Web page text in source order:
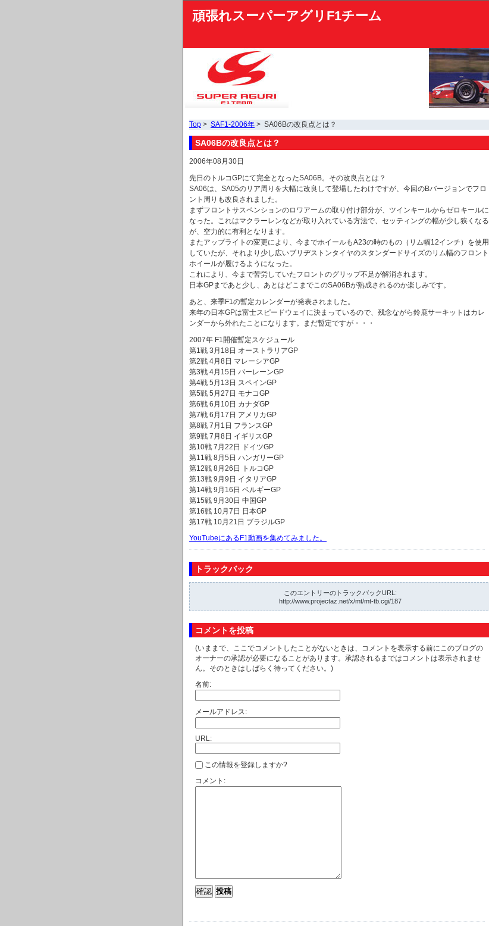
頑張れスーパーアグリF1チーム
Top > SAF1-2006年 > SA06Bの改良点とは？
SA06Bの改良点とは？
2006年08月30日
先日のトルコGPにて完全となったSA06B。その改良点とは？
SA06は、SA05のリア周りを大幅に改良して登場したわけですが、今回のBバージョンでフロ
ント周りも改良されました。
まずフロントサスペンションのロワアームの取り付け部分が、ツインキールからゼロキールに
なった。これはマクラーレンなどが取り入れている方法で、セッティングの幅が少し狭くなる
が、空力的に有利となります。
またアップライトの変更により、今までホイールもA23の時のもの（リム幅12インチ）を使用
していたが、それより少し広いブリヂストンタイヤのスタンダードサイズのリム幅のフロント
ホイールが履けるようになった。
これにより、今まで苦労していたフロントのグリップ不足が解消されます。
日本GPまであと少し、あとはどこまでこのSA06Bが熟成されるのか楽しみです。
あと、来季F1の暫定カレンダーが発表されました。
来年の日本GPは富士スピードウェイに決まっているので、残念ながら鈴鹿サーキットはカレ
ンダーから外れたことになります。まだ暫定ですが・・・
2007年 F1開催暫定スケジュール
第1戦 3月18日 オーストラリアGP
第2戦 4月8日 マレーシアGP
第3戦 4月15日 バーレーンGP
第4戦 5月13日 スペインGP
第5戦 5月27日 モナコGP
第6戦 6月10日 カナダGP
第7戦 6月17日 アメリカGP
第8戦 7月1日 フランスGP
第9戦 7月8日 イギリスGP
第10戦 7月22日 ドイツGP
第11戦 8月5日 ハンガリーGP
第12戦 8月26日 トルコGP
第13戦 9月9日 イタリアGP
第14戦 9月16日 ベルギーGP
第15戦 9月30日 中国GP
第16戦 10月7日 日本GP
第17戦 10月21日 ブラジルGP
YouTubeにあるF1動画を集めてみました。
トラックバック
このエントリーのトラックバックURL:
http://www.projectaz.net/x/mt/mt-tb.cgi/187
コメントを投稿
(いままで、ここでコメントしたことがないときは、コメントを表示する前にこのブログの
オーナーの承認が必要になることがあります。承認されるまではコメントは表示されませ
ん。そのときはしばらく待ってください。)
名前:
メールアドレス:
URL:
この情報を登録しますか?
コメント: